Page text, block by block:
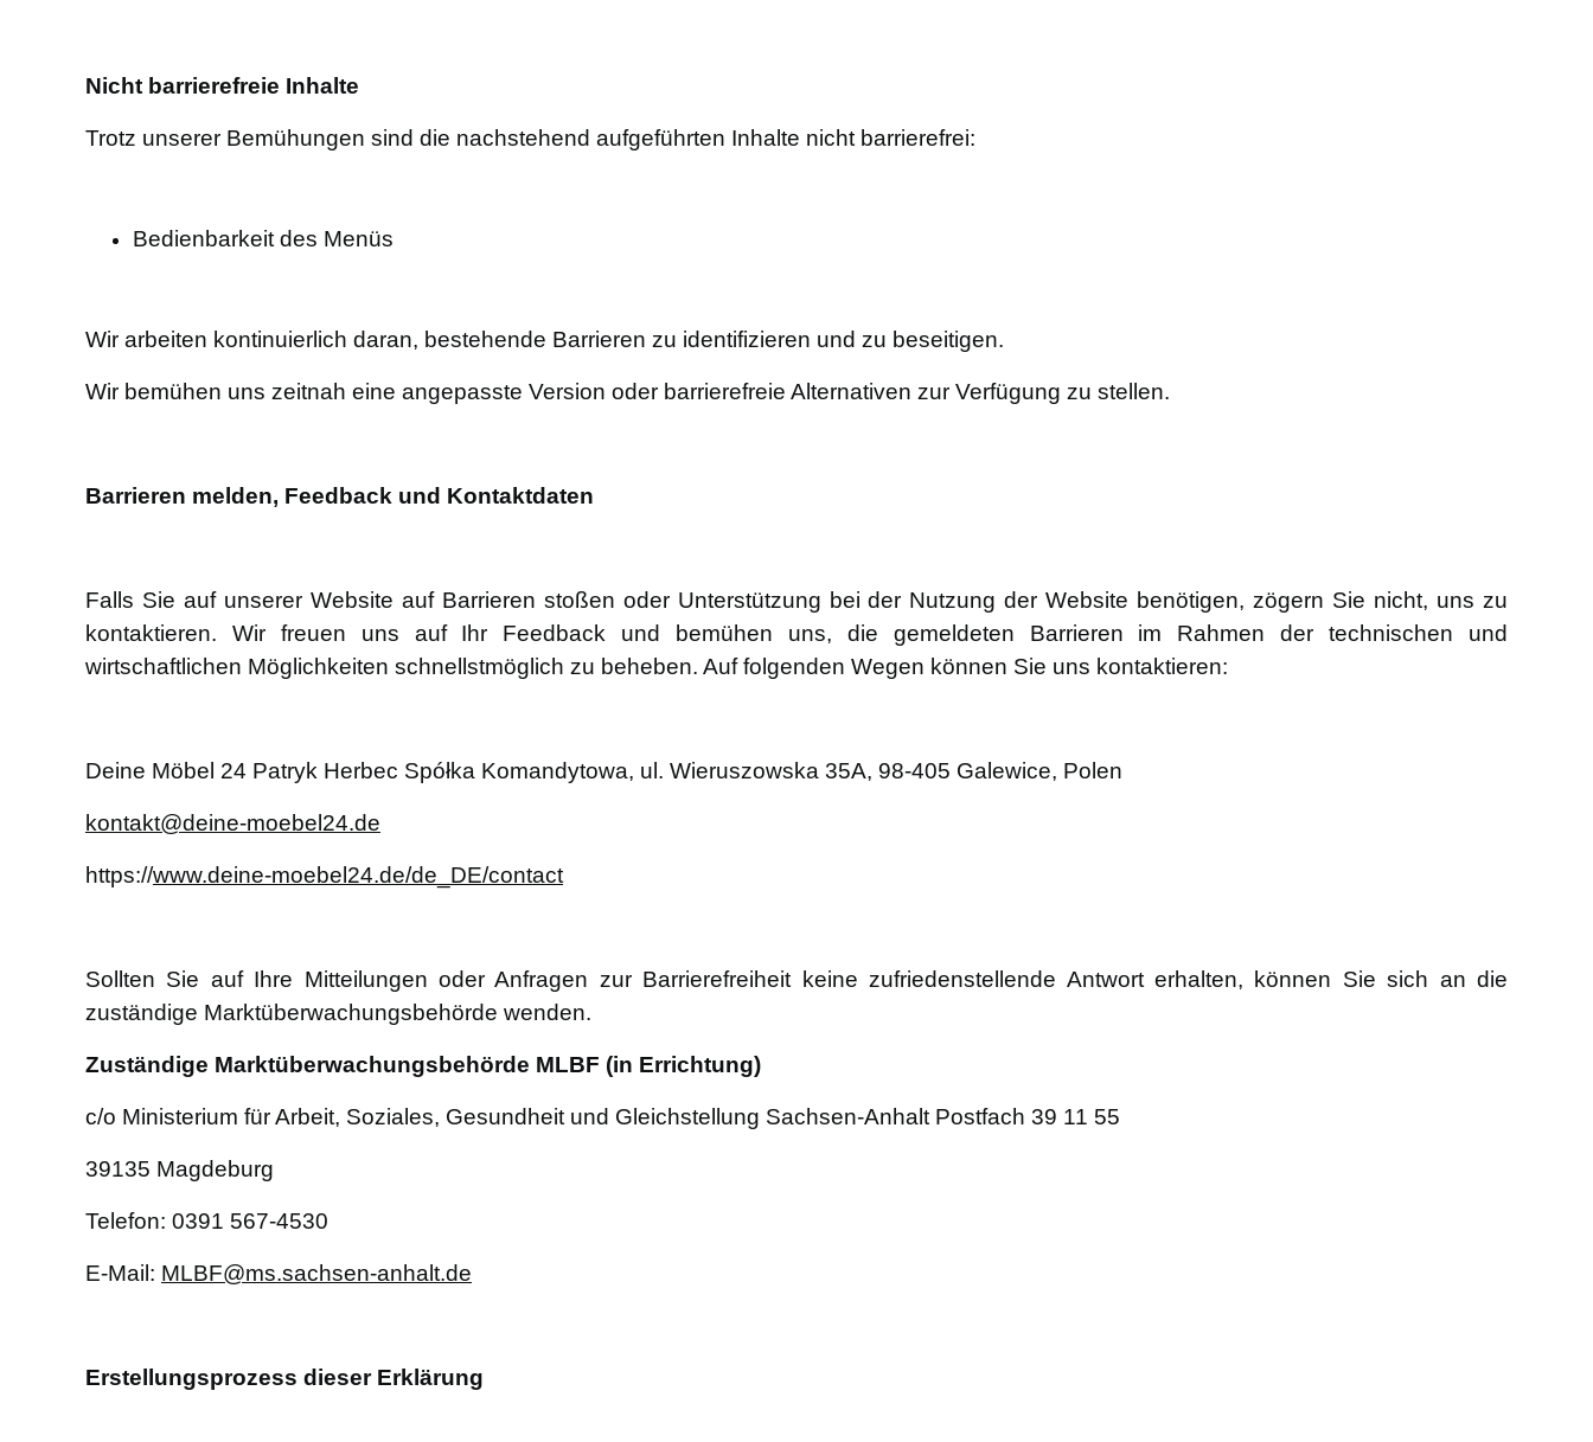
Nicht barrierefreie Inhalte
Trotz unserer Bemühungen sind die nachstehend aufgeführten Inhalte nicht barrierefrei:
Bedienbarkeit des Menüs
Wir arbeiten kontinuierlich daran, bestehende Barrieren zu identifizieren und zu beseitigen.
Wir bemühen uns zeitnah eine angepasste Version oder barrierefreie Alternativen zur Verfügung zu stellen.
Barrieren melden, Feedback und Kontaktdaten
Falls Sie auf unserer Website auf Barrieren stoßen oder Unterstützung bei der Nutzung der Website benötigen, zögern Sie nicht, uns zu
kontaktieren. Wir freuen uns auf Ihr Feedback und bemühen uns, die gemeldeten Barrieren im Rahmen der technischen und
wirtschaftlichen Möglichkeiten schnellstmöglich zu beheben. Auf folgenden Wegen können Sie uns kontaktieren:
Deine Möbel 24 Patryk Herbec Spółka Komandytowa, ul. Wieruszowska 35A, 98-405 Galewice, Polen
kontakt@deine-moebel24.de
https://www.deine-moebel24.de/de_DE/contact
Sollten Sie auf Ihre Mitteilungen oder Anfragen zur Barrierefreiheit keine zufriedenstellende Antwort erhalten, können Sie sich an die
zuständige Marktüberwachungsbehörde wenden.
Zuständige Marktüberwachungsbehörde MLBF (in Errichtung)
c/o Ministerium für Arbeit, Soziales, Gesundheit und Gleichstellung Sachsen-Anhalt Postfach 39 11 55
39135 Magdeburg
Telefon: 0391 567-4530
E-Mail: MLBF@ms.sachsen-anhalt.de
Erstellungsprozess dieser Erklärung